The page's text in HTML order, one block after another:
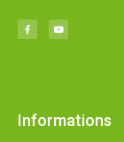
Informations